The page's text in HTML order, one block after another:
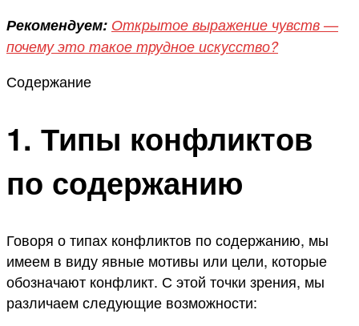
Рекомендуем: Открытое выражение чувств —
почему это такое трудное искусство?
Содержание
1. Типы конфликтов
по содержанию
Говоря о типах конфликтов по содержанию, мы
имеем в виду явные мотивы или цели, которые
обозначают конфликт. С этой точки зрения, мы
различаем следующие возможности: